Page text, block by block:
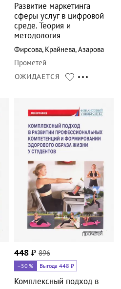
Развитие маркетинга
сферы услуг в цифровой
среде. Теория и
методология
Фирсова, Крайнева,Азарова
Прометей
ОЖИДАЕТСЯ
448 ₽ 896
–50 % Выгода 448 ₽
Комплексный подход в